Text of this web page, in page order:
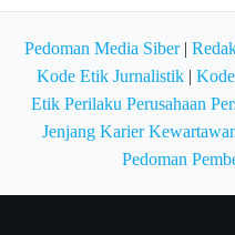
Pedoman Media Siber|
Kode Etik Jurnalistik|
Etik Perilaku Perusahaan
Jenjang Karier
Pedoman